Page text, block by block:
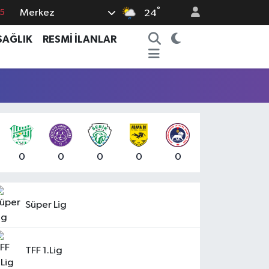
Merkez 24°
RESMİ İLANLAR
0 0 0 0 0
Süper Lig
TFF 1.Lig